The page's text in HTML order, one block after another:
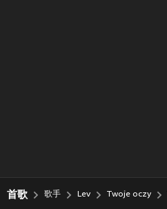
首歌 歌手 Lev Twoje oczy